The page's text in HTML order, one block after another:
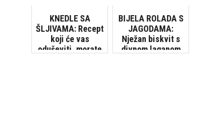
kolačem...
KNEDLE SA
ŠLJIVAMA: Recept
koji će vas
oduševiti, morate
BIJELA ROLADA S
JAGODAMA:
Nježan biskvit s
divnom laganom